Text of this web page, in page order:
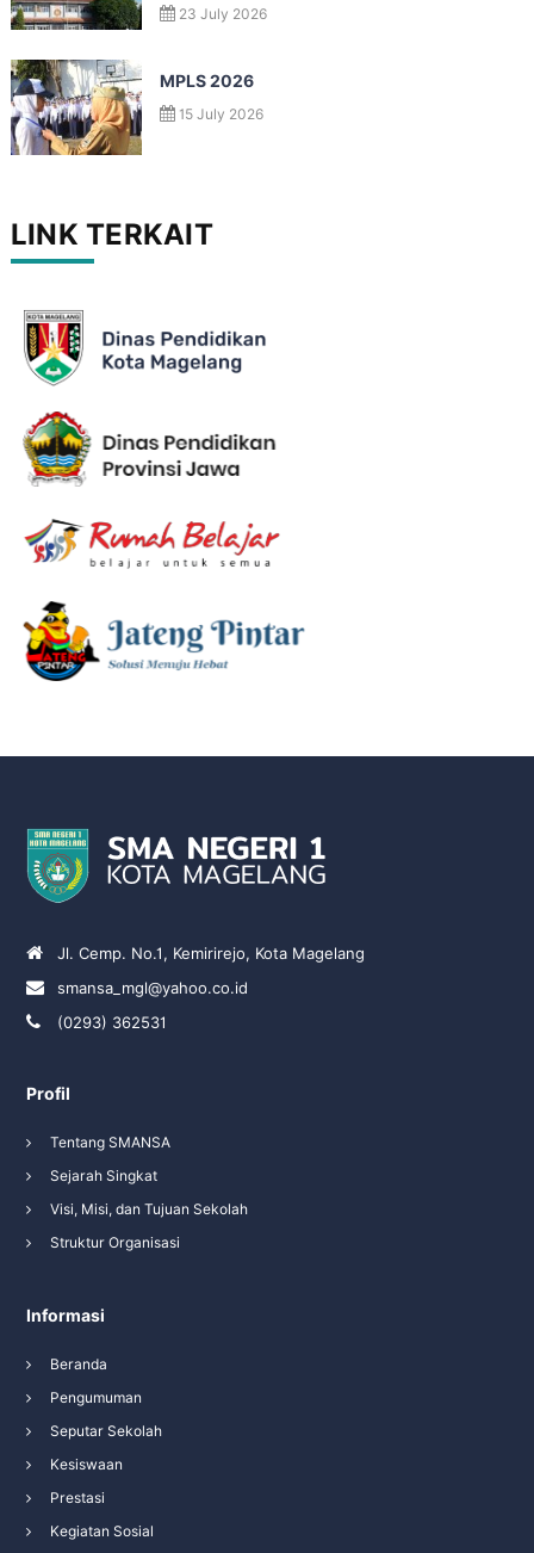
23 July 2026
MPLS 2026
15 July 2026
LINK TERKAIT
Jl. Cemp. No.1, Kemirirejo, Kota Magelang
smansa_mgl@yahoo.co.id
(0293) 362531
Profil
Tentang SMANSA
Sejarah Singkat
Visi, Misi, dan Tujuan Sekolah
Struktur Organisasi
Informasi
Beranda
Pengumuman
Seputar Sekolah
Kesiswaan
Prestasi
Kegiatan Sosial